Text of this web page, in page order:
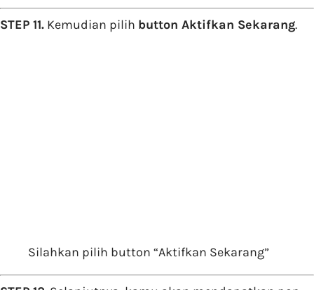
STEP 11. Kemudian pilih button Aktifkan Sekarang.
Silahkan pilih button “Aktifkan Sekarang”